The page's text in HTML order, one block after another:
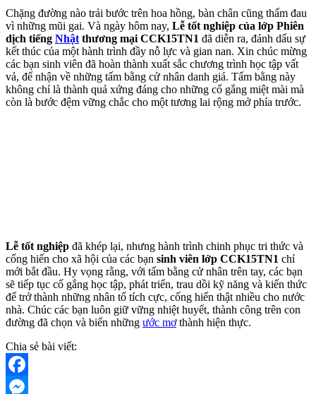
Share
Chặng đường nào trải bước trên hoa hồng, bàn chân cũng thấm đau
vì những mũi gai. Và ngày hôm nay, Lễ tốt nghiệp của lớp Phiên
dịch tiếng Nhật thương mại CCK15TN1 đã diễn ra, đánh dấu sự
kết thúc của một hành trình đầy nỗ lực và gian nan. Xin chúc mừng
các bạn sinh viên đã hoàn thành xuất sắc chương trình học tập vất
vả, để nhận về những tấm bằng cử nhân danh giá. Tấm bằng này
không chỉ là thành quả xứng đáng cho những cố gắng miệt mài mà
còn là bước đệm vững chắc cho một tương lai rộng mở phía trước.
Lễ tốt nghiệp đã khép lại, nhưng hành trình chinh phục tri thức và
cống hiến cho xã hội của các bạn sinh viên lớp CCK15TN1 chỉ
mới bắt đầu. Hy vọng rằng, với tấm bằng cử nhân trên tay, các bạn
sẽ tiếp tục cố gắng học tập, phát triển, trau dồi kỹ năng và kiến thức
để trở thành những nhân tố tích cực, cống hiến thật nhiều cho nước
nhà. Chúc các bạn luôn giữ vững nhiệt huyết, thành công trên con
đường đã chọn và biến những ước mơthành hiện thực.
Chia sẻ bài viết:
Facebook